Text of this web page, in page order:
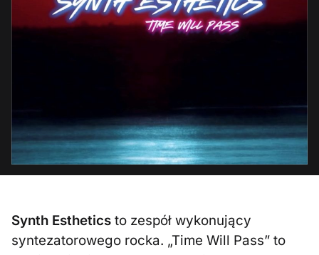
Synth Esthetics to zespół wykonujący
syntezatorowego rocka. „Time Will Pass” to